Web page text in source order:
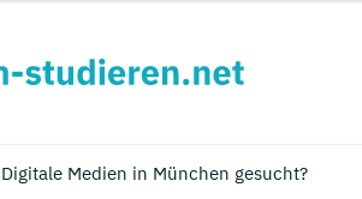
Digitale Medien in München gesucht?